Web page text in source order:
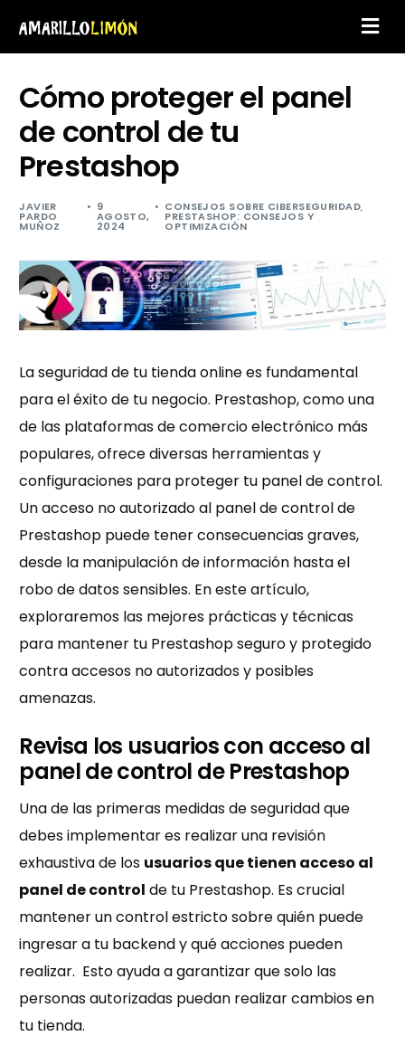
Cómo proteger el panel
de control de tu
Prestashop
JAVIER
PARDO
MUÑOZ
9
AGOSTO,
2024
CONSEJOS SOBRE CIBERSEGURIDAD,
PRESTASHOP: CONSEJOS Y
OPTIMIZACIÓN
La seguridad de tu tienda online es fundamental
para el éxito de tu negocio. Prestashop, como una
de las plataformas de comercio electrónico más
populares, ofrece diversas herramientas y
configuraciones para proteger tu panel de control.
Un acceso no autorizado al panel de control de
Prestashop puede tener consecuencias graves,
desde la manipulación de información hasta el
robo de datos sensibles. En este artículo,
exploraremos las mejores prácticas y técnicas
para mantener tu Prestashop seguro y protegido
contra accesos no autorizados y posibles
amenazas.
Revisa los usuarios con acceso al
panel de control de Prestashop
Una de las primeras medidas de seguridad que
debes implementar es realizar una revisión
exhaustiva de los usuarios que tienen acceso al
panel de control de tu Prestashop. Es crucial
mantener un control estricto sobre quién puede
ingresar a tu backend y qué acciones pueden
realizar. Esto ayuda a garantizar que solo las
personas autorizadas puedan realizar cambios en
tu tienda.